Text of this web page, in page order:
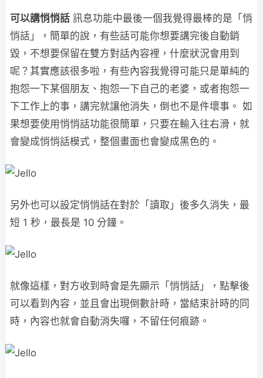
可以講悄悄話 訊息功能中最後一個我覺得最棒的是「悄
悄話」，簡單的說，有些話可能你想要講完後自動銷
毀，不想要保留在雙方對話內容裡，什麼狀況會用到
呢？其實應該很多啦，有些內容我覺得可能只是單純的
抱怨一下某個朋友、抱怨一下自己的老婆，或者抱怨一
下工作上的事，講完就讓他消失，倒也不是件壞事。 如
果想要使用悄悄話功能很簡單，只要在輸入往右滑，就
會變成悄悄話模式，整個畫面也會變成黑色的。
另外也可以設定悄悄話在對於「讀取」後多久消失，最
短 1 秒，最長是 10 分鐘。
就像這樣，對方收到時會是先顯示「悄悄話」，點擊後
可以看到內容，並且會出現倒數計時，當結束計時的同
時，內容也就會自動消失囉，不留任何痕跡。